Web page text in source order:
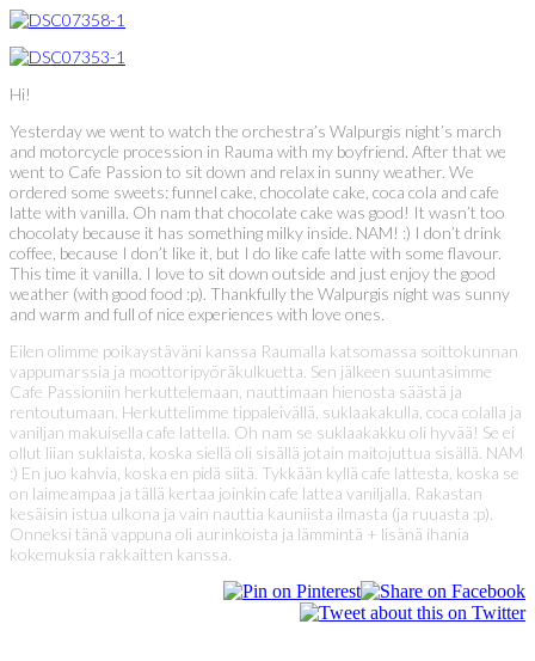
Hi!
Yesterday we went to watch the orchestra’s Walpurgis night’s march
and motorcycle procession in Rauma with my boyfriend. After that we
went to Cafe Passion to sit down and relax in sunny weather. We
ordered some sweets: funnel cake, chocolate cake, coca cola and cafe
latte with vanilla. Oh nam that chocolate cake was good! It wasn’t too
chocolaty because it has something milky inside. NAM! :) I don’t drink
coffee, because I don’t like it, but I do like cafe latte with some flavour.
This time it vanilla. I love to sit down outside and just enjoy the good
weather (with good food :p). Thankfully the Walpurgis night was sunny
and warm and full of nice experiences with love ones.
Eilen olimme poikaystäväni kanssa Raumalla katsomassa soittokunnan
vappumarssia ja moottoripyöräkulkuetta. Sen jälkeen suuntasimme
Cafe Passioniin herkuttelemaan, nauttimaan hienosta säästä ja
rentoutumaan. Herkuttelimme tippaleivällä, suklaakakulla, coca colalla ja
vaniljan makuisella cafe lattella. Oh nam se suklaakakku oli hyvää! Se ei
ollut liian suklaista, koska siellä oli sisällä jotain maitojuttua sisällä. NAM
:) En juo kahvia, koska en pidä siitä. Tykkään kyllä cafe lattesta, koska se
on laimeampaa ja tällä kertaa joinkin cafe lattea vaniljalla. Rakastan
kesäisin istua ulkona ja vain nauttia kauniista ilmasta (ja ruuasta :p).
Onneksi tänä vappuna oli aurinkoista ja lämmintä + lisänä ihania
kokemuksia rakkaitten kanssa.